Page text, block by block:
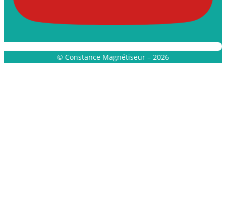
© Constance Magnétiseur – 2026